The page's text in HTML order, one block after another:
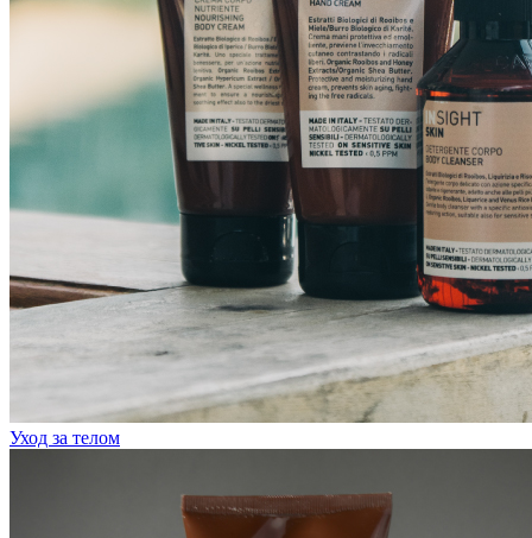
Уход за телом